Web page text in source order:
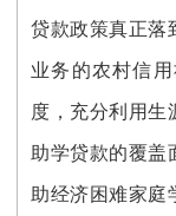
贷款政策真正落
业务的农村信
度，充分利用生
助学贷款的覆盖
助经济困难家庭